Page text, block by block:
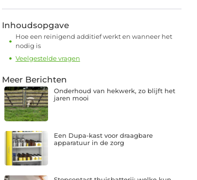
Inhoudsopgave
Hoe een reinigend additief werkt en wanneer het
nodig is
Veelgestelde vragen
Meer Berichten
Onderhoud van hekwerk, zo blijft het
jaren mooi
Een Dupa-kast voor draagbare
apparatuur in de zorg